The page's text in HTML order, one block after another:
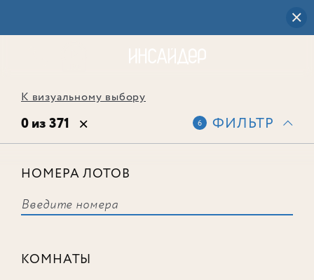
К визуальному выбору
0 из 371 6 ФИЛЬТР
НОМЕРА ЛОТОВ
КОМНАТЫ
соответствует ни одного лота